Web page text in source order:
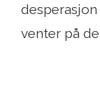
venter på